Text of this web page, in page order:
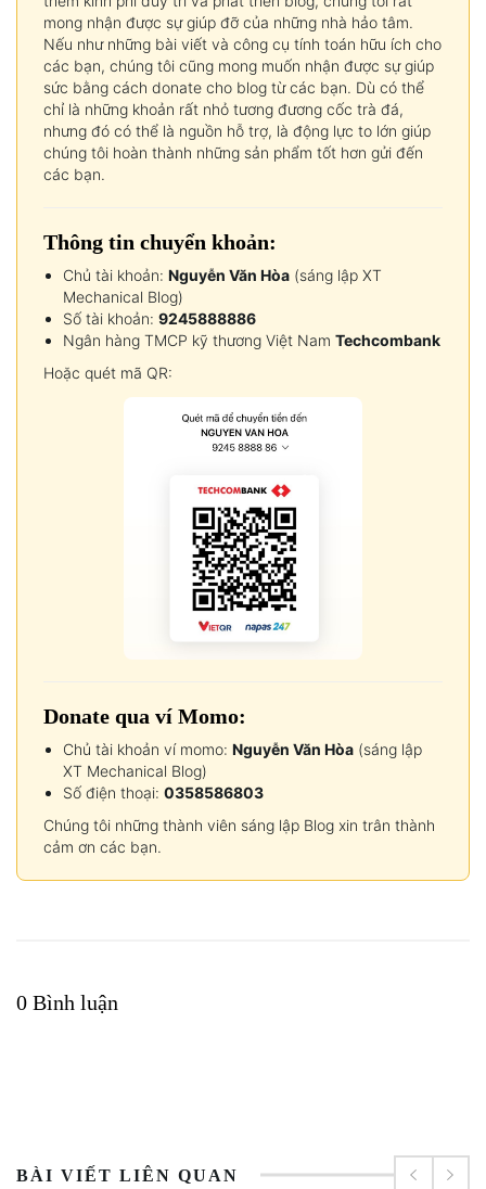
mong nhận được sự giúp đỡ của những nhà hảo tâm.
Nếu như những bài viết và công cụ tính toán hữu ích cho
các bạn, chúng tôi cũng mong muốn nhận được sự giúp
sức bằng cách donate cho blog từ các bạn. Dù có thể
chỉ là những khoản rất nhỏ tương đương cốc trà đá,
nhưng đó có thể là nguồn hỗ trợ, là động lực to lớn giúp
chúng tôi hoàn thành những sản phẩm tốt hơn gửi đến
các bạn.
Thông tin chuyển khoản:
Chủ tài khoản: Nguyễn Văn Hòa (sáng lập XT
Mechanical Blog)
Số tài khoản: 9245888886
Ngân hàng TMCP kỹ thương Việt Nam Techcombank
Hoặc quét mã QR:
Donate qua ví Momo:
Chủ tài khoản ví momo: Nguyễn Văn Hòa (sáng lập
XT Mechanical Blog)
Số điện thoại: 0358586803
Chúng tôi những thành viên sáng lập Blog xin trân thành
cảm ơn các bạn.
0 Bình luận
BÀI VIẾT LIÊN QUAN